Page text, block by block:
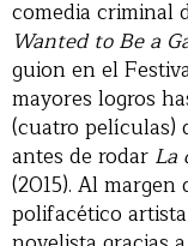
comedia criminal
Wanted to Be a
guion en el
mayores logros
(cuatro películas)
antes de rodar La
(2015). Al
polifacético